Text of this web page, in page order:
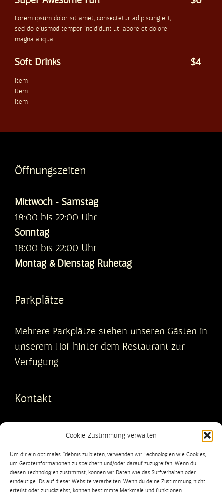
Cookie-Zustimmung verwalten
Um dir ein optimales Erlebnis zu bieten, verwenden wir Technologien wie Cookies,
um Geräteinformationen zu speichern und/oder darauf zuzugreifen. Wenn du
diesen Technologien zustimmst, können wir Daten wie das Surfverhalten oder
eindeutige IDs auf dieser Website verarbeiten. Wenn du deine Zustimmung nicht
erteilst oder zurückziehst, können bestimmte Merkmale und Funktionen
Lorem ipsum dolor sit amet, consectetur adipiscing elit,
sed do eiusmod tempor incididunt ut labore et dolore
magna aliqua.
Soft Drinks
Item
Item
Item
$4
Öffnungszeiten
Mittwoch - Samstag
18:00 bis 22:00 Uhr
Sonntag
18:00 bis 22:00 Uhr
Montag & Dienstag Ruhetag
Parkplätze
Mehrere Parkplätze stehen unseren Gästen in
unserem Hof hinter dem Restaurant zur
Verfügung
Kontakt
50226 Frechen
Tel.: 0157 8061 6515